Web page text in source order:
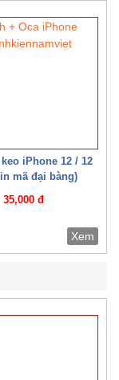
iPhone 12 / 12
mã đại bàng)
35,000 đ
Xem